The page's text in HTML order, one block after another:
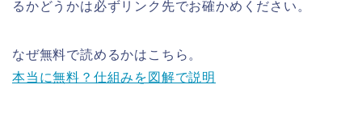
るかどうかは必ずリンク先でお確かめください。
なぜ無料で読めるかはこちら。
本当に無料？仕組みを図解で説明